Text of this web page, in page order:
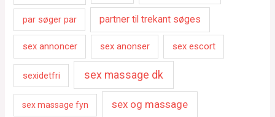
par søger par partner til trekant søges
sex annoncer sex anonser sex escort
sexidetfri sex massage dk
sex massage fyn sex og massage